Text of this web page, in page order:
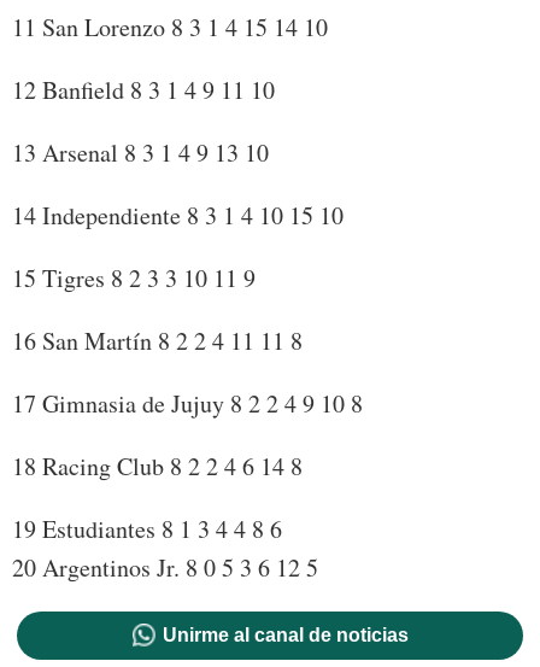
11 San Lorenzo 8 3 1 4 15 14 10
12 Banfield 8 3 1 4 9 11 10
13 Arsenal 8 3 1 4 9 13 10
14 Independiente 8 3 1 4 10 15 10
15 Tigres 8 2 3 3 10 11 9
16 San Martín 8 2 2 4 11 11 8
17 Gimnasia de Jujuy 8 2 2 4 9 10 8
18 Racing Club 8 2 2 4 6 14 8
19 Estudiantes 8 1 3 4 4 8 6
20 Argentinos Jr. 8 0 5 3 6 12 5
Unirme al canal de noticias